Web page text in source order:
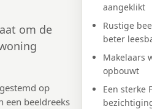
om de
op
een beeldreeks
aangeklikt
Rustige
beter
Makelaars
opbouwt
Een sterke